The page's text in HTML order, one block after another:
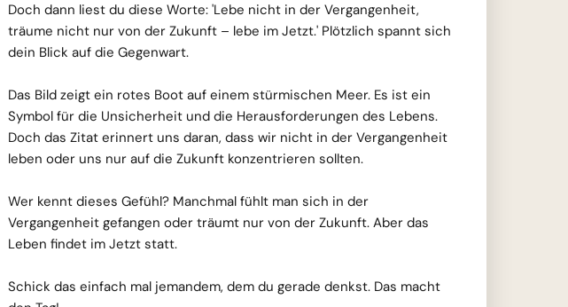
Doch dann liest du diese Worte: 'Lebe nicht in der Vergangenheit,
träume nicht nur von der Zukunft – lebe im Jetzt.' Plötzlich spannt sich
dein Blick auf die Gegenwart.
Das Bild zeigt ein rotes Boot auf einem stürmischen Meer. Es ist ein
Symbol für die Unsicherheit und die Herausforderungen des Lebens.
Doch das Zitat erinnert uns daran, dass wir nicht in der Vergangenheit
leben oder uns nur auf die Zukunft konzentrieren sollten.
Wer kennt dieses Gefühl? Manchmal fühlt man sich in der
Vergangenheit gefangen oder träumt nur von der Zukunft. Aber das
Leben findet im Jetzt statt.
Schick das einfach mal jemandem, dem du gerade denkst. Das macht